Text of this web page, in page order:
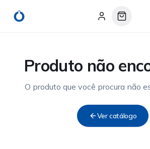
Produto não
O produto que você procura não
Ver catálogo